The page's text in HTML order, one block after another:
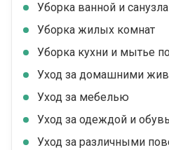
Уборка ванной и санузла
Уборка жилых комнат
Уборка кухни и мытье
Уход за домашними
Уход за мебелью
Уход за одеждой и
Уход за различными